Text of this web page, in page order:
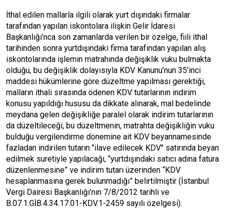
İthal edilen mallarla ilgili olarak yurt dışındaki firmalar
tarafından yapılan iskontolara ilişkin Gelir İdaresi
Başkanlığı’nca son zamanlarda verilen bir özelge, fiili ithal
tarihinden sonra yurtdışındaki firma tarafından yapılan alış
iskontolarında işlemin matrahında değişiklik vuku bulmakta
olduğu, bu değişiklik dolayısıyla KDV Kanunu’nun 35’inci
maddesi hükümlerine göre düzeltme yapılması gerektiği,
malların ithali sırasında ödenen KDV tutarlarının indirim
konusu yapıldığı hususu da dikkate alınarak, mal bedelinde
meydana gelen değişikliğe paralel olarak indirim tutarlarının
da düzeltileceği, bu düzeltmenin, matrahta değişikliğin vuku
bulduğu vergilendirme dönemine ait KDV beyannamesinde
fazladan indirilen tutarın "ilave edilecek KDV" satırında beyan
edilmek suretiyle yapılacağı, “yurtdışındaki satıcı adına fatura
düzenlenmesine” ve indirim tutarı üzerinden “KDV
hesaplanmasına gerek bulunmadığı” belirtilmiştir (İstanbul
Vergi Dairesi Başkanlığı’nın 7/8/2012 tarihli ve
B.07.1.GİB.4.34.17.01-KDV.1-2459 sayılı özelgesi).